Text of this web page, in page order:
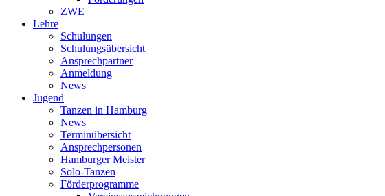
ZWE
Lehre
Schulungen
Schulungsübersicht
Ansprechpartner
Anmeldung
News
Jugend
Tanzen in Hamburg
News
Terminübersicht
Ansprechpersonen
Hamburger Meister
Solo-Tanzen
Förderprogramme